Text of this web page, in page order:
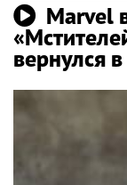
Marvel
вернулся